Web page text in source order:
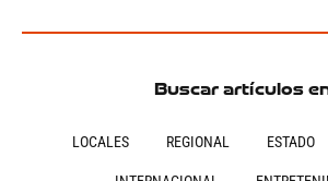
Buscar artículos
LOCALES REGIONAL ESTADO